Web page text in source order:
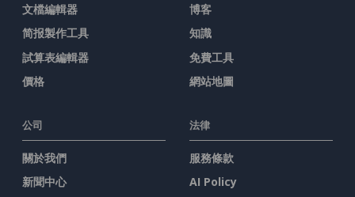
文檔編輯器
简报製作工具
試算表編輯器
價格
博客
知識
免費工具
網站地圖
公司
關於我們
新聞中心
法律
服務條款
AI Policy